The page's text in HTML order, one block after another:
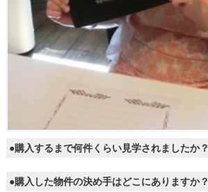
●購入するまで何件くらい見学されましたか？
●購入した物件の決め手はどこにありますか？